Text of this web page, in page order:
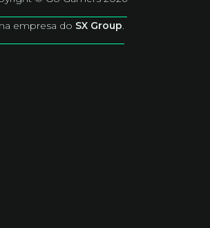
empresa do SX Group.